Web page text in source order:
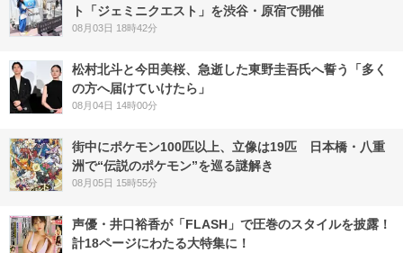
ト「ジェミニクエスト」を渋谷・原宿で開催
08月03日 18時42分
松村北斗と今田美桜、急逝した東野圭吾氏へ誓う「多く
の方へ届けていけたら」
08月04日 14時00分
街中にポケモン100匹以上、立像は19匹 日本橋・八重
洲で“伝説のポケモン”を巡る謎解き
08月05日 15時55分
声優・井口裕香が「FLASH」で圧巻のスタイルを披露！
計18ページにわたる大特集に！